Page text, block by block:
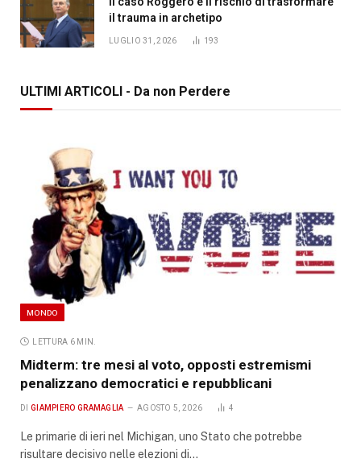
il trauma in archetipo
LUGLIO 31, 2026 193
ULTIMI ARTICOLI - Da non Perdere
MONDO
LETTURA 6 MIN.
Midterm: tre mesi al voto, opposti estremismi
penalizzano democratici e repubblicani
DI GIAMPIERO GRAMAGLIA AGOSTO 5, 2026 4
Le primarie di ieri nel Michigan, uno Stato che potrebbe
risultare decisivo nelle elezioni di…